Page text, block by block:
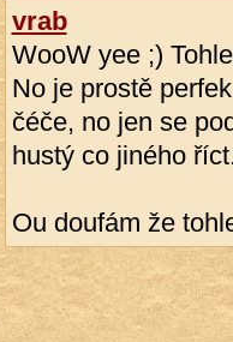
vrab
WooW yee ;)
No je prostě
čéče, no jen se
hustý co jiného
Ou doufám že